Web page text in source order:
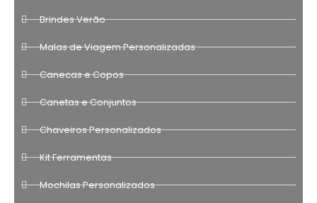
Brindes Verão
Malas de Viagem Personalizadas
Canecas e Copos
Canetas e Conjuntos
Chaveiros Personalizados
Kit Ferramentas
Mochilas Personalizados